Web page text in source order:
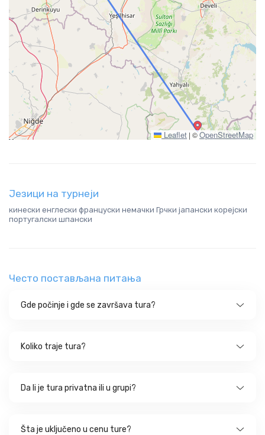
Leaflet | ©OpenStreetMap
Језици на турнеји
кинески енглески француски немачки Грчки јапански корејски
португалски шпански
Често постављана питања
Gde počinje i gde se završava tura?
Koliko traje tura?
Da li je tura privatna ili u grupi?
Šta je uključeno u cenu ture?